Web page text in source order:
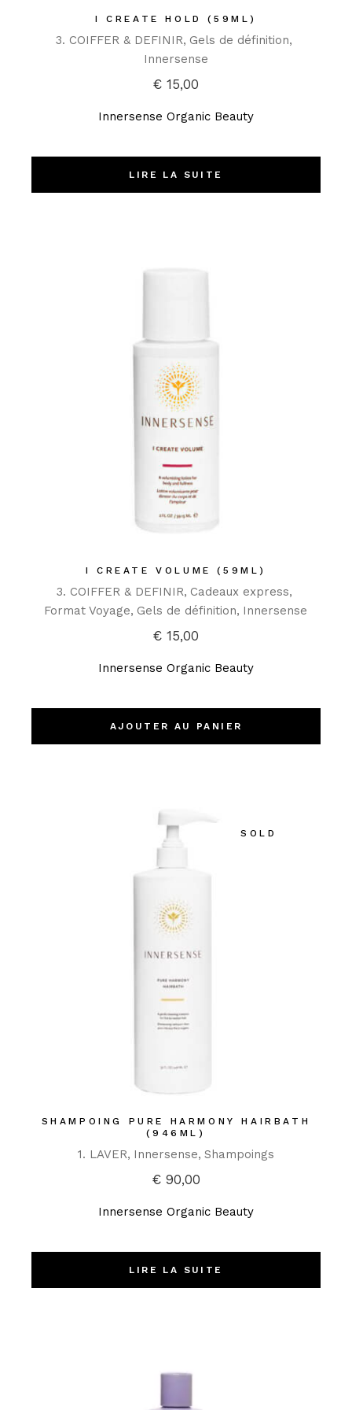
I CREATE HOLD (59ML)
3. COIFFER & DEFINIR Gels de définition
Innersense
€ 15,00
Innersense Organic Beauty
LIRE LA SUITE
I CREATE VOLUME (59ML)
3. COIFFER & DEFINIR Cadeaux express
Format Voyage Gels de définition Innersense
€ 15,00
Innersense Organic Beauty
AJOUTER AU PANIER
SOLD
SHAMPOING PURE HARMONY HAIRBATH
(946ML)
1. LAVER Innersense Shampoings
€90,00
Innersense Organic Beauty
LIRE LA SUITE